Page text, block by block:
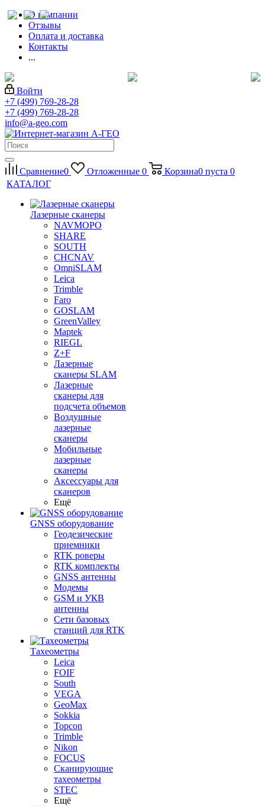
О компании
Отзывы
Оплата и доставка
Контакты
...
Войти
+7 (499) 769-28-28
+7 (499) 769-28-28
info@a-geo.com
Сравнение0 Отложенные 0 Корзина0 пуста 0
КАТАЛОГ
Лазерные сканеры
NAVMOPO
SHARE
SOUTH
CHCNAV
OmniSLAM
Leica
Trimble
Faro
GOSLAM
GreenValley
Maptek
RIEGL
Z+F
Лазерные
сканеры SLAM
Лазерные
сканеры для
подсчета объемов
Воздушные
лазерные
сканеры
Мобильные
лазерные
сканеры
Аксессуары для
сканеров
Ещё
GNSS оборудование
Геодезические
приемники
RTK роверы
RTK комплекты
GNSS антенны
Модемы
GSM и УКВ
антенны
Сети базовых
станций для RTK
Тахеометры
Leica
FOIF
South
VEGA
GeoMax
Sokkia
Topcon
Trimble
Nikon
FOCUS
Сканирующие
тахеометры
STEC
Ещё